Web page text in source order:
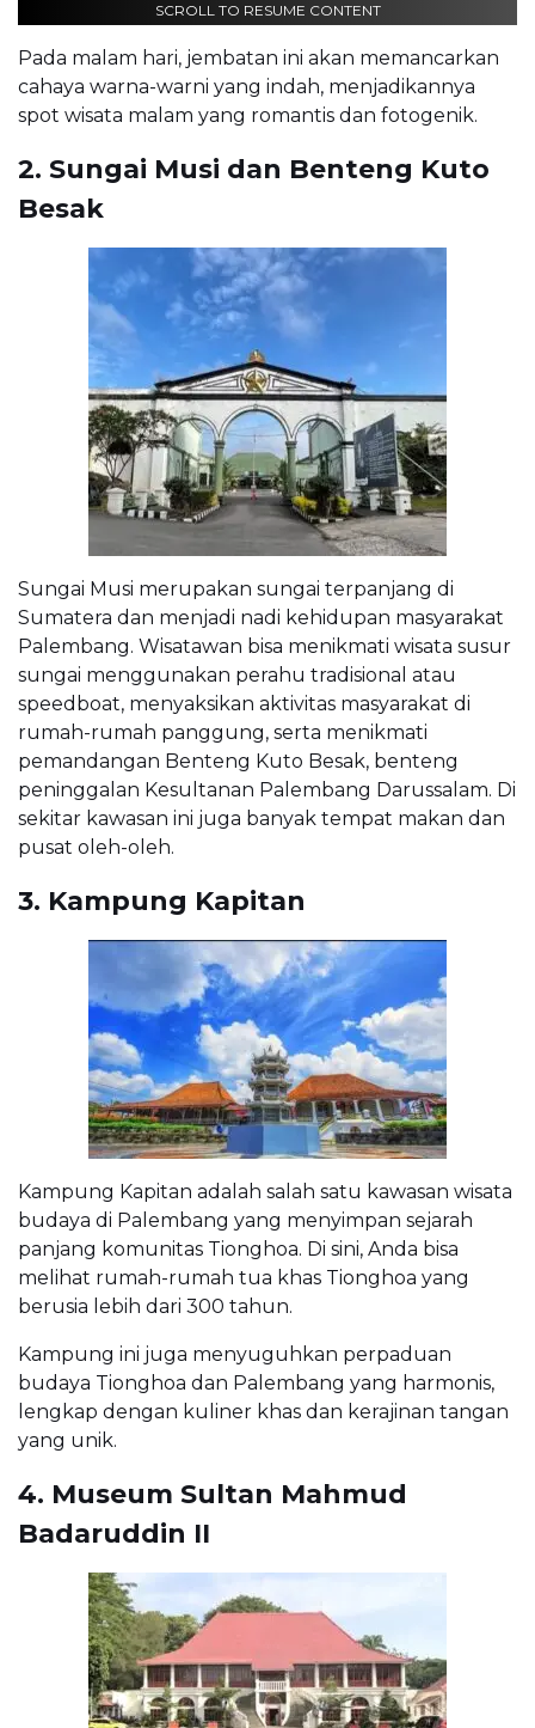
SCROLL TO RESUME CONTENT
Pada malam hari, jembatan ini akan memancarkan
cahaya warna-warni yang indah, menjadikannya
spot wisata malam yang romantis dan fotogenik.
2. Sungai Musi dan Benteng Kuto
Besak
Sungai Musi merupakan sungai terpanjang di
Sumatera dan menjadi nadi kehidupan masyarakat
Palembang. Wisatawan bisa menikmati wisata susur
sungai menggunakan perahu tradisional atau
speedboat, menyaksikan aktivitas masyarakat di
rumah-rumah panggung, serta menikmati
pemandangan Benteng Kuto Besak, benteng
peninggalan Kesultanan Palembang Darussalam. Di
sekitar kawasan ini juga banyak tempat makan dan
pusat oleh-oleh.
3. Kampung Kapitan
Kampung Kapitan adalah salah satu kawasan wisata
budaya di Palembang yang menyimpan sejarah
panjang komunitas Tionghoa. Di sini, Anda bisa
melihat rumah-rumah tua khas Tionghoa yang
berusia lebih dari 300 tahun.
Kampung ini juga menyuguhkan perpaduan
budaya Tionghoa dan Palembang yang harmonis,
lengkap dengan kuliner khas dan kerajinan tangan
yang unik.
4. Museum Sultan Mahmud
Badaruddin II